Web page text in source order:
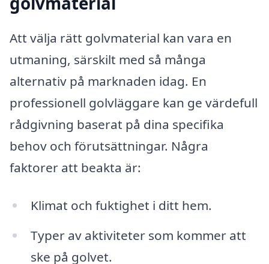
Att välja rätt golvmaterial kan vara en
utmaning, särskilt med så många
alternativ på marknaden idag. En
professionell golvläggare kan ge värdefull
rådgivning baserat på dina specifika
behov och förutsättningar. Några
faktorer att beakta är:
Klimat och fuktighet i ditt hem.
Typer av aktiviteter som kommer att
ske på golvet.